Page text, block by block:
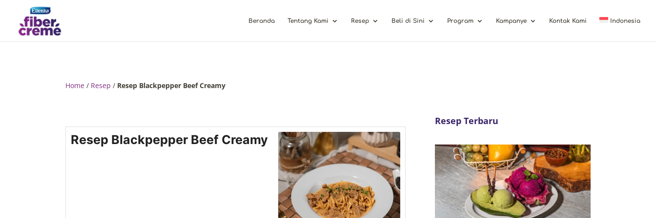
Beranda Tentang Kami Resep Beli di Sini Program Kampanye Kontak Kami Indonesia
Home / Resep / Resep Blackpepper Beef Creamy
Resep Blackpepper Beef Creamy
Resep Terbaru